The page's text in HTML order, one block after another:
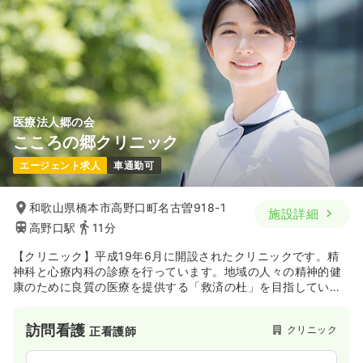
医療法人郷の会
こころの郷クリニック
エージェント求人 車通勤可
和歌山県橋本市高野口町名古曽918-1
高野口駅
11分
施設詳細
【クリニック】平成19年6月に開設されたクリニックです。精
神科と心療内科の診療を行っています。地域の人々の精神的健
康のために良質の医療を提供する「救済の杜」を目指していま
訪問看護正看護師 クリニック